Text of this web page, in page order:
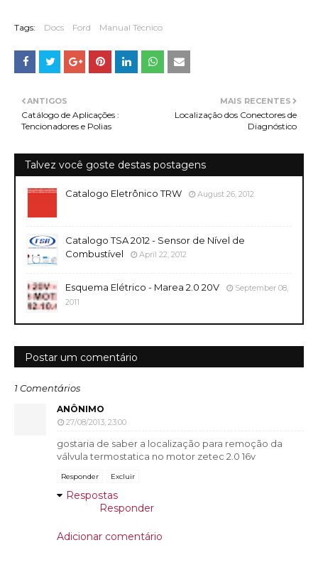
Tags: Docs Ford Manual Técnico
MAIS RECENTES
Localização dos Conectores de
Diagnóstico
ANTIGOS
Catálogo de Aplicações :
Tencionadores e Polias
Talvez você goste destas postagens
Catalogo Eletrônico TRW August 26, 2012
Catalogo TSA 2012 - Sensor de Nível de
Combustível
April 22, 2012
Esquema Elétrico - Marea 2.0 20V
September 08,
2011
Postar um comentário
1 Comentários
ANÔNIMO
27/08/2013, 23:00
gostaria de saber a localização para remoção da
válvula termostatica no motor zetec 2.0 16v
Responder Excluir
Respostas
Responder
Adicionar comentário